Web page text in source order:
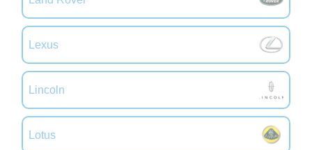
Lexus
Lincoln
Lotus